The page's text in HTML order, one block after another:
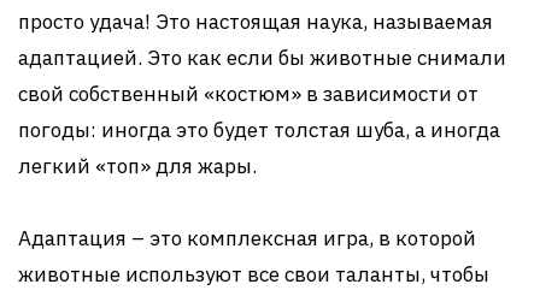
просто удача! Это настоящая наука, называемая
адаптацией. Это как если бы животные снимали
свой собственный «костюм» в зависимости от
погоды: иногда это будет толстая шуба, а иногда
легкий «топ» для жары.
Адаптация – это комплексная игра, в которой
животные используют все свои таланты, чтобы